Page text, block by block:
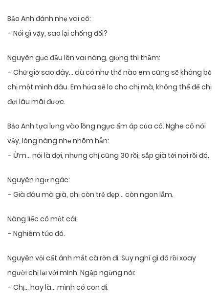
Bảo Anh đánh nhẹ vai cô:
– Nói gì vậy, sao lại chống đối?
Nguyên gục đầu lên vai nàng, giọng thì thầm:
– Chứ giờ sao đây… dù có như thế nào em cũng sẽ không bỏ
chị một mình đâu. Em hứa sẽ lo cho chị mà, không thể để chị
đợi lâu mãi được.
Bảo Anh tựa lưng vào lồng ngực ấm áp của cô. Nghe cô nói
vậy, lòng nàng nhẹ nhõm hẳn:
– Ừm… nói là đợi, nhưng chị cũng 30 rồi, sắp già tới nơi rồi đó.
Nguyên ngơ ngác:
– Già đâu mà già, chị còn trẻ đẹp… còn ngon lắm.
Nàng liếc cô một cái:
– Nghiêm túc đó.
Nguyên vội cất ánh mắt cà rỡn đi. Suy nghĩ gì đó rồi xoay
người chị lại với mình. Ngập ngừng nói:
– Chị… hay là… mình có con đi.